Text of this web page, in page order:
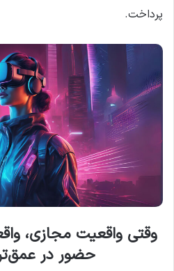
پرداخت.
وقتی واقعیت مجازی،
حضور در